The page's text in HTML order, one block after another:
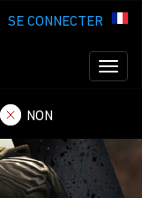
SE CONNECTER
NON